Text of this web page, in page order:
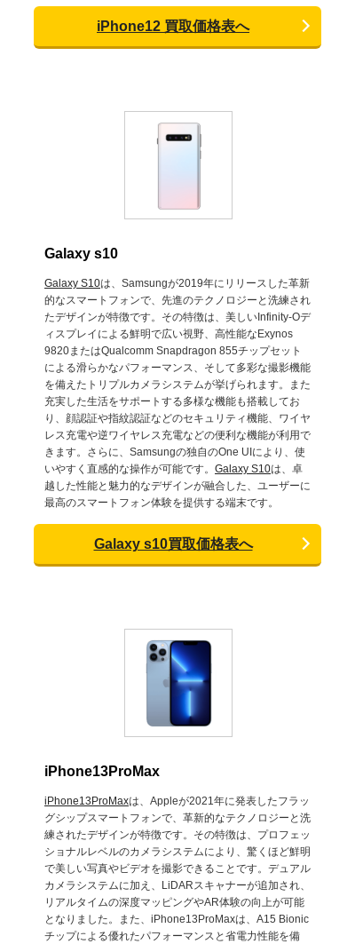
iPhone12 買取価格表へ
Galaxy s10
Galaxy S10は、Samsungが2019年にリリースした革新
的なスマートフォンで、先進のテクノロジーと洗練され
たデザインが特徴です。その特徴は、美しいInfinity-Oデ
ィスプレイによる鮮明で広い視野、高性能なExynos
9820またはQualcomm Snapdragon 855チップセット
による滑らかなパフォーマンス、そして多彩な撮影機能
を備えたトリプルカメラシステムが挙げられます。また
充実した生活をサポートする多様な機能も搭載してお
り、顔認証や指紋認証などのセキュリティ機能、ワイヤ
レス充電や逆ワイヤレス充電などの便利な機能が利用で
きます。さらに、Samsungの独自のOne UIにより、使
いやすく直感的な操作が可能です。 Galaxy S10は、卓
越した性能と魅力的なデザインが融合した、ユーザーに
最高のスマートフォン体験を提供する端末です。
Galaxy s10買取価格表へ
iPhone13ProMax
iPhone13ProMaxは、Appleが2021年に発表したフラッ
グシップスマートフォンで、革新的なテクノロジーと洗
練されたデザインが特徴です。その特徴は、プロフェッ
ショナルレベルのカメラシステムにより、驚くほど鮮明
で美しい写真やビデオを撮影できることです。デュアル
カメラシステムに加え、LiDARスキャナーが追加され、
リアルタイムの深度マッピングやAR体験の向上が可能
となりました。また、iPhone13ProMaxは、A15 Bionic
チップによる優れたパフォーマンスと省電力性能を備